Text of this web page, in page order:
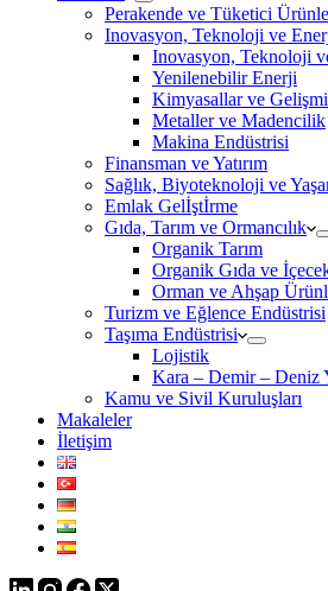
Perakende ve Tüketici
Inovasyon, Teknoloji ve
Inovasyon, Teknoloji
Yenilenebilir Enerji
Kimyasallar ve
Metaller ve Madencilik
Makina Endüstrisi
Finansman ve Yatırım
Sağlık, Biyoteknoloji ve
Emlak Gelİştİrme
Gıda, Tarım ve Ormancılık
Organik Tarım
Organik Gıda ve
Orman ve Ahşap
Turizm ve Eğlence Endüstrisi
Taşıma Endüstrisi
Lojistik
Kara – Demir – Deniz
Kamu ve Sivil Kuruluşları
Makaleler
İletişim